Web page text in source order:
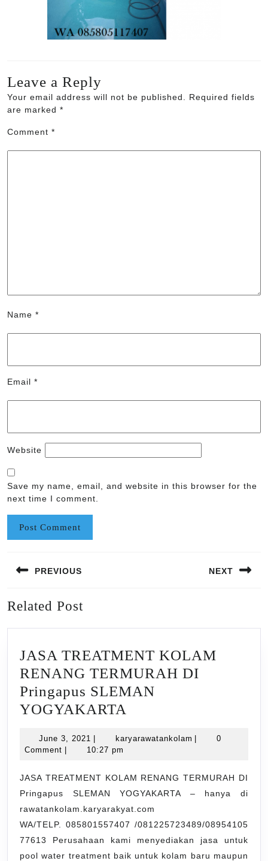
Leave a Reply
Your email address will not be published.
Required fields
are marked *
Comment *
Name *
Email *
Website
Save my name, email, and website in this browser for the
next time I comment.
navigation
PREVIOUS
post:
NEXT
Related Post
JASA TREATMENT KOLAM
RENANG TERMURAH DI
Pringapus SLEMAN
YOGYAKARTA
KOLAM
TERMURAH
DI
Pringapus
SLEMAN
YOGYAKARTA
June 3, 2021 June
3,
karyarawatankolam
0
Comment
10:27 pm
JASA TREATMENT KOLAM RENANG TERMURAH DI
Pringapus SLEMAN YOGYAKARTA – hanya di
rawatankolam.karyarakyat.com
WA/TELP. 085801557407 /081225723489/08954105
77613 Perusahaan kami menyediakan jasa untuk
pool water treatment baik untuk kolam baru maupun